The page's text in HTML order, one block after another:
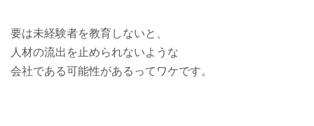
要は未経験者を教育しないと、
人材の流出を止められないような
会社である可能性があるってワケです。